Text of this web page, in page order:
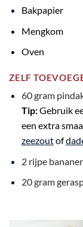
Bakpapier
Mengkom
Oven
ZELF
60 gram
Tip:Gebruik
een extra
zeezoutof
2 rijpe
20 gram